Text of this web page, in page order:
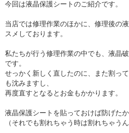
今回は液晶保護シートのご紹介です。
当店では修理作業のほかに、修理後の
スメしております。
私たちが行う修理作業の中でも、液晶
です。
せっかく新しく直したのに、また割っ
も沈みますし、
再度直すとなるとお金もかかります。
液晶保護シートを貼っておけば防げたか
（それでも割れちゃう時は割れちゃう